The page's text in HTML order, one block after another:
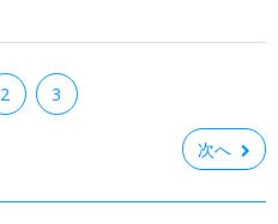
2 3
次へ